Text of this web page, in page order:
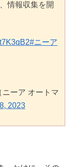
情報収集を開
#ニーア
ーア オートマ
2023